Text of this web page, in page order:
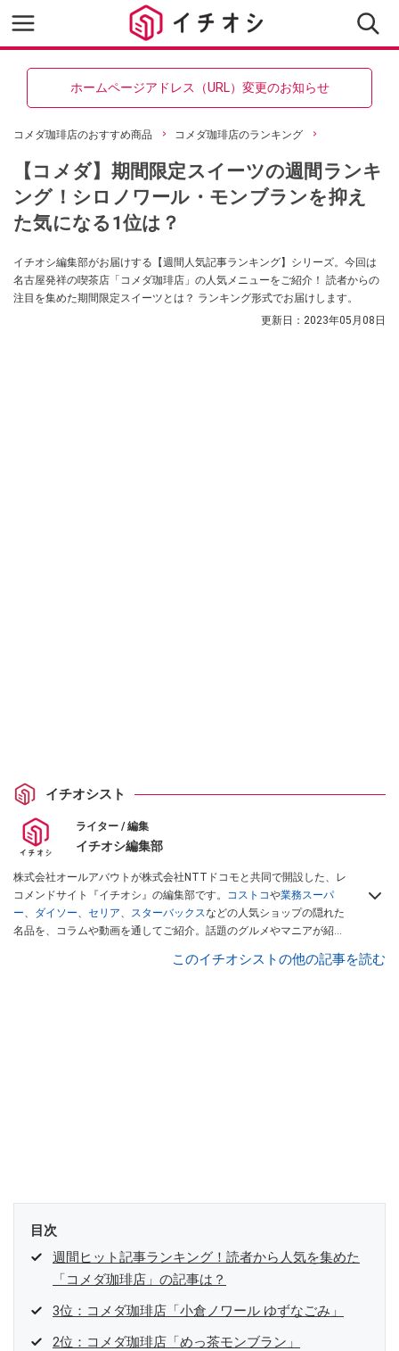
ホームページアドレス（URL）変更のお知らせ
コメダ珈琲店のおすすめ商品 コメダ珈琲店のランキング
【コメダ】期間限定スイーツの週間ランキ
ング！シロノワール・モンブランを抑え
た気になる1位は？
イチオシ編集部がお届けする【週間人気記事ランキング】シリーズ。今回は
名古屋発祥の喫茶店「コメダ珈琲店」の人気メニューをご紹介！ 読者からの
注目を集めた期間限定スイーツとは？ ランキング形式でお届けします。
更新日： 2023年05月08日
イチオシスト
ライター / 編集
イチオシ編集部
株式会社オールアバウトが株式会社NTTドコモと共同で開設した、レ
コメンドサイト『イチオシ』の編集部です。 コストコや業務スーパ
ー、 ダイソー、 セリア、 スターバックスなどの人気ショップの隠れた
名品を、コラムや動画を通してご紹介。話題のグルメやマニアが紹介
インフルエンサーが実際に使用してレビューしています。毎日トレン
このイチオシストの他の記事を読む
目次
週間ヒット記事ランキング！読者から人気を集めた
「コメダ珈琲店」の記事は？
3位：コメダ珈琲店「小倉ノワール ゆずなごみ」
2位：コメダ珈琲店「めっ茶モンブラン」